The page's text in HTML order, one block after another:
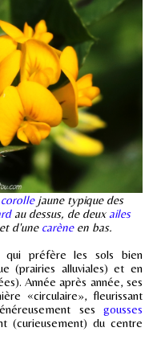
corollejaune typique des
au dessus, de deux ailes
d'une carèneen bas.
qui préfère les sols bien
(prairies alluviales) et en
Année après année, ses
«circulaire», fleurissant
ses gousses
(curieusement) du centre